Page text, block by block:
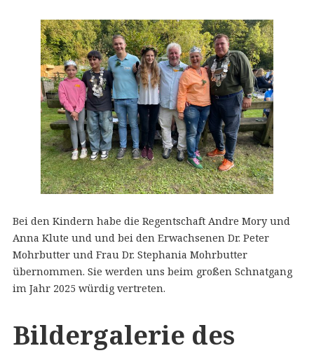
Bei den Kindern habe die Regentschaft Andre Mory und
Anna Klute und und bei den Erwachsenen Dr. Peter
Mohrbutter und Frau Dr. Stephania Mohrbutter
übernommen. Sie werden uns beim großen Schnatgang
im Jahr 2025 würdig vertreten.
Bildergalerie des